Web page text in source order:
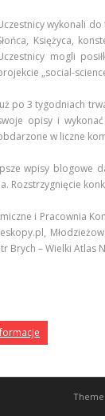
wykonali
Księżyca,
mogli
„social-
po 3 tygodniach
opisy i
w liczne
wpisy blogowe
Rozstrzygnięcie
i Pracownia
– Wielki